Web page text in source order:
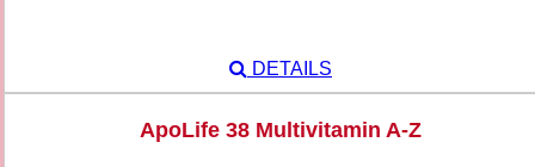
DETAILS
ApoLife 38 Multivitamin A-Z